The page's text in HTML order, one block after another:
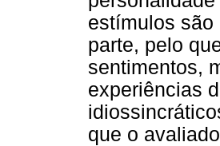
estímulos são
parte, pelo
sentimentos,
experiências
que o